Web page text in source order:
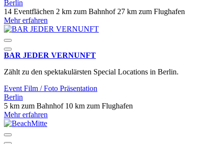
Berlin
14 Eventflächen 2 km zum Bahnhof 27 km zum Flughafen
Mehr erfahren
BAR JEDER VERNUNFT
Zählt zu den spektakulärsten Special Locations in Berlin.
Event Film / Foto Präsentation
Berlin
5 km zum Bahnhof 10 km zum Flughafen
Mehr erfahren